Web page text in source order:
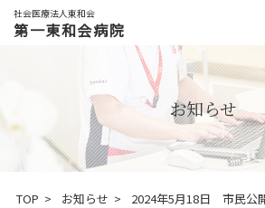
社会医療法人東和会
第一東和会病院
お知らせ
TOP お知らせ 2024年5月18日 市民公